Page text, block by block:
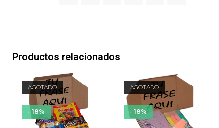
Productos relacionados
AGOTADO
- 18%
AGOTADO
- 18%